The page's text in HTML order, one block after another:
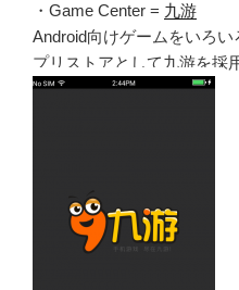
・Game Center = 九游
Android向けゲームをいろ
プリストアとして九游を採